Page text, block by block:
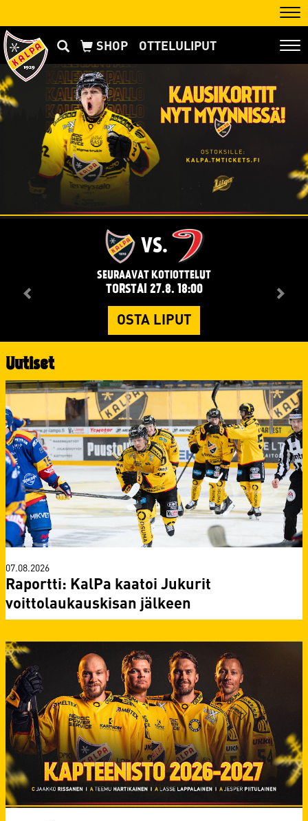
OTTELULIPUT
SEURAAVAT KOTIOTTELUT
TORSTAI 27.8. 18:00
VS.
OSTA LIPUT
Uutiset
Raportti: KalPa kaatoi Jukurit
voittolaukauskisan jälkeen
07.08.2026